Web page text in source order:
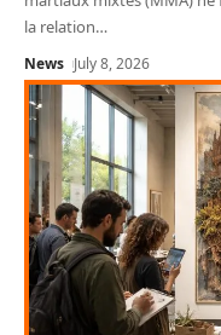
la relation…
News July 8, 2026